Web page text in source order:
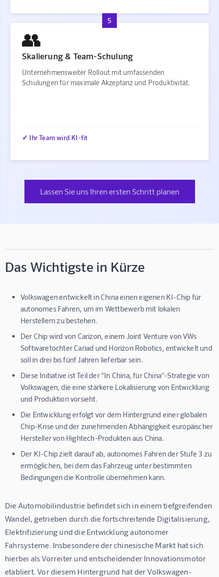
5
👥
Skalierung & Team-Schulung
Unternehmensweiter Rollout mit umfassenden
Schulungen für maximale Akzeptanz und Produktivität.
✓ Ihr Team wird KI-fit
Lassen Sie uns Ihren ersten Schritt planen
Das Wichtigste in Kürze
Volkswagen entwickelt in China einen eigenen KI-Chip für
autonomes Fahren, um im Wettbewerb mit lokalen
Herstellern zu bestehen.
Der Chip wird von Carizon, einem Joint Venture von VWs
Softwaretochter Cariad und Horizon Robotics, entwickelt und
soll in drei bis fünf Jahren lieferbar sein.
Diese Initiative ist Teil der "In China, für China"-Strategie von
Volkswagen, die eine stärkere Lokalisierung von Entwicklung
und Produktion vorsieht.
Die Entwicklung erfolgt vor dem Hintergrund einer globalen
Chip-Krise und der zunehmenden Abhängigkeit europäischer
Hersteller von Hightech-Produkten aus China.
Der KI-Chip zielt darauf ab, autonomes Fahren der Stufe 3 zu
ermöglichen, bei dem das Fahrzeug unter bestimmten
Bedingungen die Kontrolle übernehmen kann.
Die Automobilindustrie befindet sich in einem tiefgreifenden
Wandel, getrieben durch die fortschreitende Digitalisierung,
Elektrifizierung und die Entwicklung autonomer
Fahrsysteme. Insbesondere der chinesische Markt hat sich
hierbei als Vorreiter und entscheidender Innovationsmotor
etabliert. Vor diesem Hintergrund hat der Volkswagen-